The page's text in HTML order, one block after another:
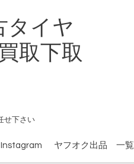
タイヤ
取下取
せ下さい
Instagram ヤフオク出品 一覧